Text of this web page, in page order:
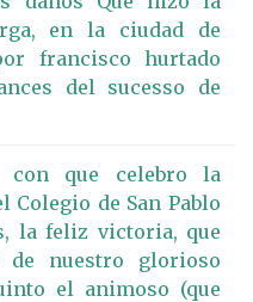
en la ciudad de
francisco hurtado
del sucesso de
con que celebro la
Colegio de San Pablo
la feliz victoria, que
de nuestro glorioso
el animoso (que